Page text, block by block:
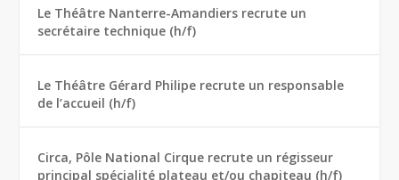
Le Théâtre Nanterre-Amandiers recrute un
secrétaire technique (h/f)
Le Théâtre Gérard Philipe recrute un responsable
de l’accueil (h/f)
Circa, Pôle National Cirque recrute un régisseur
principal spécialité plateau et/ou chapiteau (h/f)